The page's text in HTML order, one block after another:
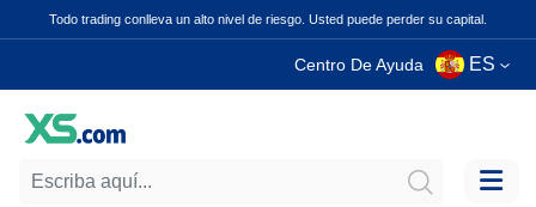
Todo trading conlleva un alto nivel de riesgo. Usted puede perder su capital.
Centro De Ayuda ES